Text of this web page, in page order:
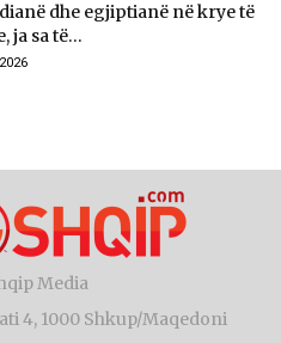
dhe egjiptianë në krye të
ja sa të...
Media
4, 1000 Shkup/Maqedoni